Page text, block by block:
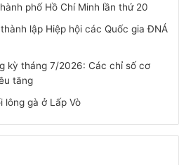
phố Hồ Chí Minh lần thứ 20
lập Hiệp hội các Quốc gia ĐNÁ
kỳ tháng 7/2026: Các chỉ số cơ
tăng
lông gà ở Lấp Vò